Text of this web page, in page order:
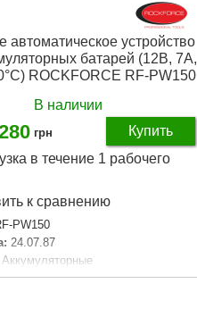
автоматическое устройство
батарей (12В, 7А,
ROCKFORCE RF-PW150
В наличии
грн
Купить
в течение 1 рабочего
к сравнению
PW150
24.07.87
Аккумуляторные